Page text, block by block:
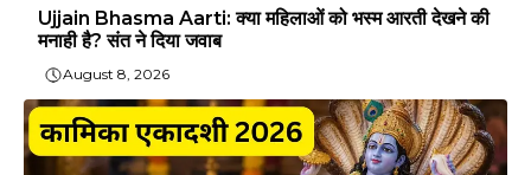
Ujjain Bhasma Aarti: क्या महिलाओं को भस्म आरती देखने की
मनाही है? संत ने दिया जवाब
August 8, 2026